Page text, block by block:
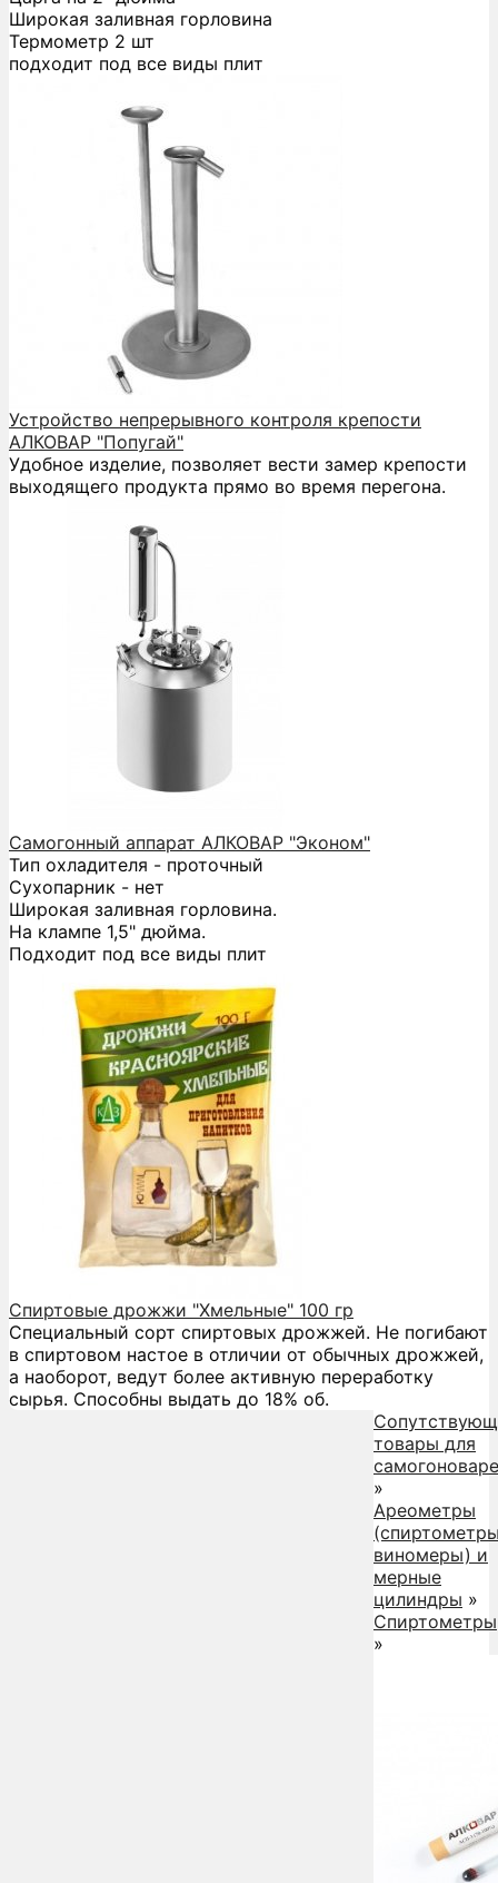
Широкая заливная горловина
Термометр 2 шт
подходит под все виды плит
Устройство непрерывного контроля крепости
АЛКОВАР "Попугай"
Удобное изделие, позволяет вести замер крепости
выходящего продукта прямо во время перегона.
Самогонный аппарат АЛКОВАР "Эконом"
Тип охладителя - проточный
Сухопарник - нет
Широкая заливная горловина.
На клампе 1,5" дюйма.
Подходит под все виды плит
Спиртовые дрожжи "Хмельные" 100 гр
Специальный сорт спиртовых дрожжей. Не погибают
в спиртовом настое в отличии от обычных дрожжей,
а наоборот, ведут более активную переработку
сырья. Способны выдать до 18% об.
товары для
»
Ареометры
виномеры) и
мерные
цилиндры »
Спиртометры
»